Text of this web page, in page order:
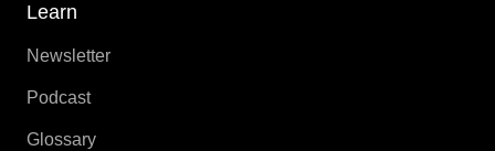
Learn
Newsletter
Podcast
Glossary